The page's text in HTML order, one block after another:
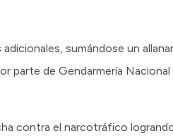
sumándose un
parte de Gendarmería
contra el narcotráfico